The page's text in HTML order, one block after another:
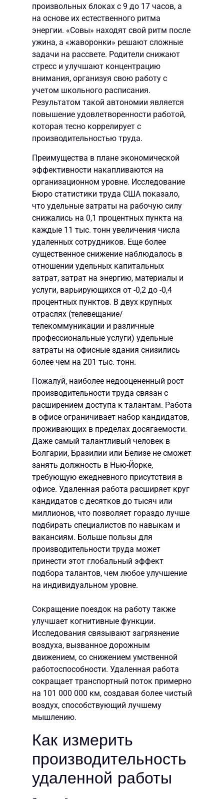
произвольных блоках с 9 до 17 часов, а
на основе их естественного ритма
энергии. «Совы» находят свой ритм после
ужина, а «жаворонки» решают сложные
задачи на рассвете. Родители снижают
стресс и улучшают концентрацию
внимания, организуя свою работу с
учетом школьного расписания.
Результатом такой автономии является
повышение удовлетворенности работой,
которая тесно коррелирует с
производительностью труда.
Преимущества в плане экономической
эффективности накапливаются на
организационном уровне. Исследование
Бюро статистики труда США показало,
что удельные затраты на рабочую силу
снижались на 0,1 процентных пункта на
каждые 11 тыс. тонн увеличения числа
удаленных сотрудников. Еще более
существенное снижение наблюдалось в
отношении удельных капитальных
затрат, затрат на энергию, материалы и
услуги, варьирующихся от -0,2 до -0,4
процентных пунктов. В двух крупных
отраслях (телевещание/
телекоммуникации и различные
профессиональные услуги) удельные
затраты на офисные здания снизились
более чем на 201 тыс. тонн.
Пожалуй, наиболее недооцененный рост
производительности труда связан с
расширением доступа к талантам. Работа
в офисе ограничивает набор кандидатов,
проживающих в пределах досягаемости.
Даже самый талантливый человек в
Болгарии, Бразилии или Белизе не сможет
занять должность в Нью-Йорке,
требующую ежедневного присутствия в
офисе. Удаленная работа расширяет круг
кандидатов с десятков до тысяч или
миллионов, что позволяет гораздо лучше
подбирать специалистов по навыкам и
вакансиям. Больше пользы для
производительности труда может
принести этот глобальный эффект
подбора талантов, чем любое улучшение
на индивидуальном уровне.
Сокращение поездок на работу также
улучшает когнитивные функции.
Исследования связывают загрязнение
воздуха, вызванное дорожным
движением, со снижением умственной
работоспособности. Удаленная работа
сокращает транспортный поток примерно
на 101 000 000 км, создавая более чистый
воздух, способствующий лучшему
мышлению.
Как измерить
производительность
удаленной работы